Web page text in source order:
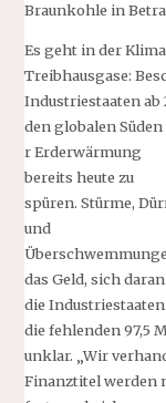
Braunkohle in
Es geht in der
Treibhausgase:
Industriestaaten ab
den globalen
r Erderwärmung
bereits heute zu
spüren. Stürme,
und
das Geld, sich
die
die fehlenden 97,5
unklar. „Wir
Finanztitel werden